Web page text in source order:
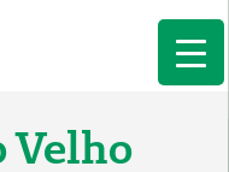
Velho